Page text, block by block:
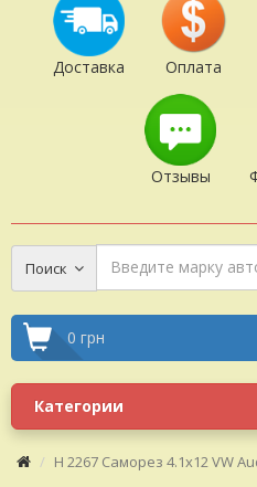
Доставка Оплата
Отзывы
Поиск
0 грн
Категории
H 2267 Саморез 4.1x12 VW